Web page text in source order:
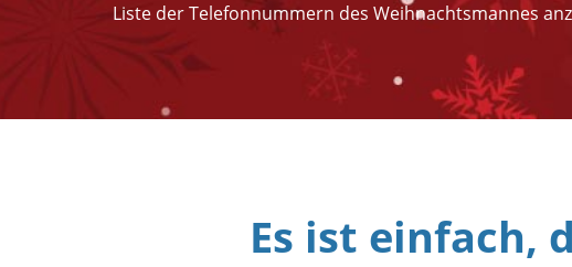
Liste der Telefonnummern des Weihnachtsmannes
Es ist einfach,